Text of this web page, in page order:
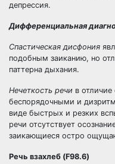
депрессия.
Дифференциальная
Спастическая дисфония
подобным заиканию, но
паттерна дыхания.
Нечеткость речи в отличие
беспорядочными и
виде быстрых и резких
речи отсутствует
заикающиеся остро
Речь взахлеб (F98.6)